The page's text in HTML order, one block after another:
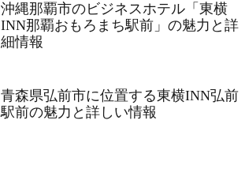
沖縄那覇市のビジネスホテル「東横
INN那覇おもろまち駅前」の魅力と詳
細情報
青森県弘前市に位置する東横INN弘前
駅前の魅力と詳しい情報